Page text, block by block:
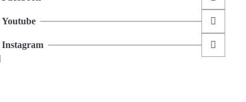
Youtube
Instagram